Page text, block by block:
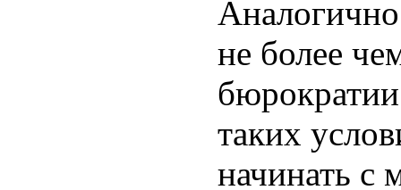
не более
таких
начинать с